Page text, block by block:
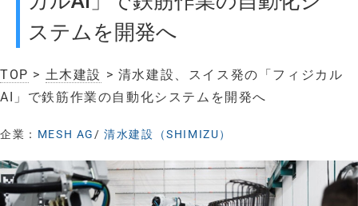
ステムを開発へ
TOP > 土木建設 > 清水建設、スイス発の「フィジカル
AI」で鉄筋作業の自動化システムを開発へ
企業： MESH AG/清水建設（SHIMIZU）